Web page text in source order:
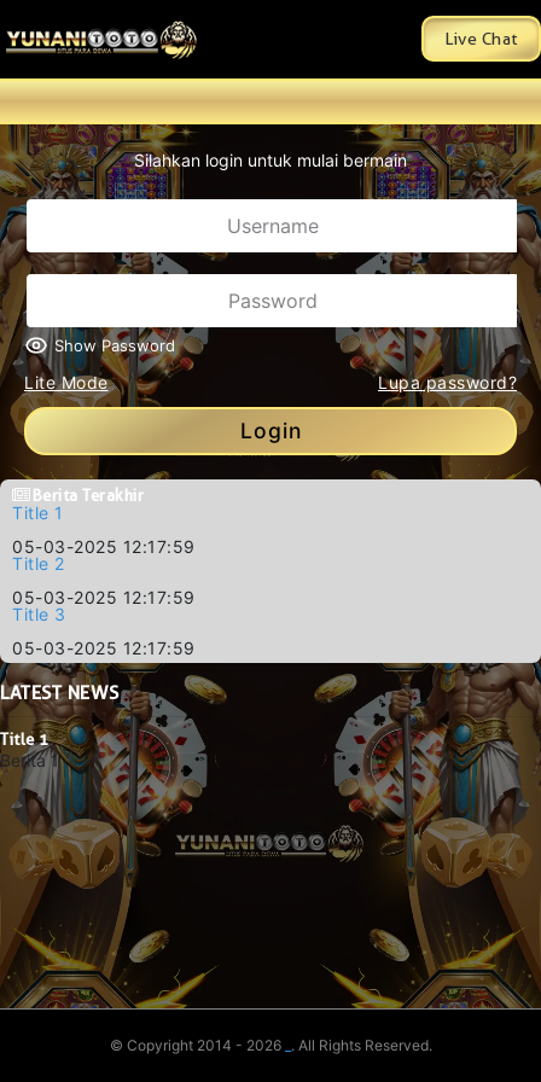
Live Chat
Silahkan login untuk mulai bermain
Show Password
Lite Mode Lupa password?
Login
Berita Terakhir
Title 1
05-03-2025 12:17:59
Title 2
05-03-2025 12:17:59
Title 3
05-03-2025 12:17:59
LATESTNEWS
Title 1
Berita 1
© Copyright 2014 - 2026 . All Rights Reserved.